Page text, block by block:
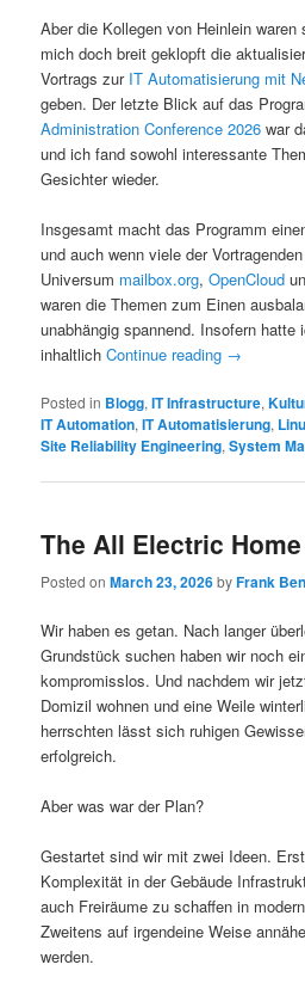
Aber die Kollegen von Heinlein
mich doch breit geklopft die
Vortrags zurIT Automatisierung mit
geben. Der letzte Blick auf das
Administration Conference 2026 war
und ich fand sowohl interessante
Gesichter wieder.
Insgesamt macht das Programm
und auch wenn viele der
Universum mailbox.org,OpenCloud
waren die Themen zum Einen
unabhängig spannend. Insofern hatte
inhaltlichContinue reading →
Posted in Blogg,IT Infrastructure,
IT Automation,IT Automatisierung,
Site Reliability Engineering,System
The All Electric Home
Posted onMarch 23, 2026byFrank
Wir haben es getan. Nach langer
Grundstück suchen haben wir noch
kompromisslos. Und nachdem wir
Domizil wohnen und eine Weile
herrschten lässt sich ruhigen
erfolgreich.
Aber was war der Plan?
Gestartet sind wir mit zwei Ideen.
Komplexität in der Gebäude
auch Freiräume zu schaffen in
Zweitens auf irgendeine Weise
werden.